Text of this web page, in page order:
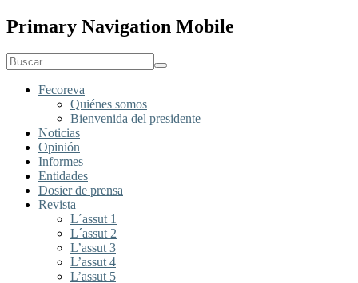
Primary Navigation Mobile
Fecoreva
Quiénes somos
Bienvenida del presidente
Noticias
Opinión
Informes
Entidades
Dosier de prensa
Revista
L´assut 1
L´assut 2
L’assut 3
L’assut 4
L’assut 5